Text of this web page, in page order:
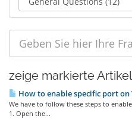
zeige markierte
How to enable specific port
We have to follow these steps to
1. Open the...